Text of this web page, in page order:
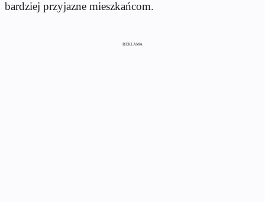
bardziej przyjazne mieszkańcom.
REKLAMA